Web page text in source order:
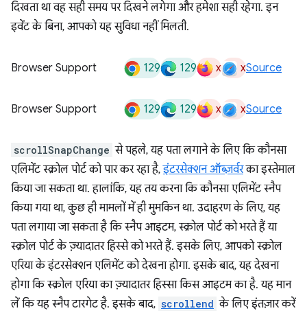
दिखता था वह सही समय पर दिखने लगेगा और हमेशा सही रहेगा. इन
इवेंट के बिना, आपको यह सुविधा नहीं मिलती.
Browser Support 129 129 x xSource
Browser Support 129 129 x xSource
scrollSnapChange से पहले, यह पता लगाने के लिए कि कौनसा
एलिमेंट स्क्रोल पोर्ट को पार कर रहा है,इंटरसेक्शन ऑब्ज़र्वरका इस्तेमाल
किया जा सकता था. हालांकि, यह तय करना कि कौनसा एलिमेंट स्नैप
किया गया था, कुछ ही मामलों में ही मुमकिन था. उदाहरण के लिए, यह
पता लगाया जा सकता है कि स्नैप आइटम, स्क्रोल पोर्ट को भरते हैं या
स्क्रोल पोर्ट के ज़्यादातर हिस्से को भरते हैं. इसके लिए, आपको स्क्रोल
एरिया के इंटरसेक्शन एलिमेंट को देखना होगा. इसके बाद, यह देखना
होगा कि स्क्रोल एरिया का ज़्यादातर हिस्सा किस आइटम का है. यह मान
लें कि यह स्नैप टारगेट है. इसके बाद, scrollend के लिए इंतज़ार करें